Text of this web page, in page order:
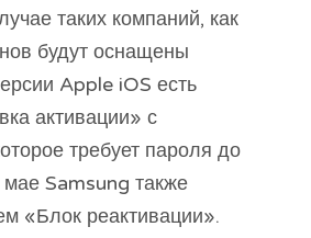
таких компаний, как
будут оснащены
Apple iOS есть
активации» с
требует пароля до
Samsung также
«Блок реактивации».